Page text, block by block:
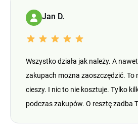
Jan D.
Wszystko działa jak należy. A
zakupach można zaoszczędzić. To
cieszy. I nic to nie kosztuje. Tylko
podczas zakupów. O resztę zadba